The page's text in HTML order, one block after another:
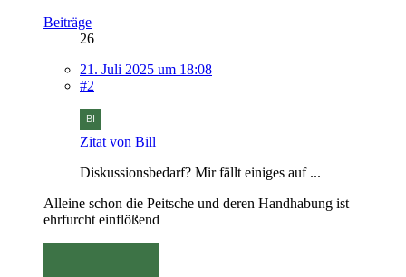
Beiträge
26
21. Juli 2025 um 18:08
#2
Zitat von Bill
Diskussionsbedarf? Mir fällt einiges auf ...
Alleine schon die Peitsche und deren Handhabung ist
ehrfurcht einflößend